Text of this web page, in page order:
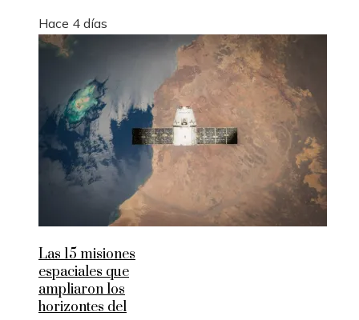
Hace 4 días
Las 15 misiones
espaciales que
ampliaron los
horizontes del